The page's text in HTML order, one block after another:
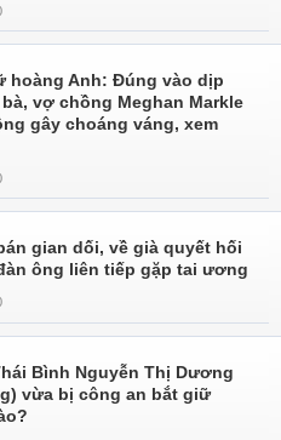
hoàng Anh: Đúng vào dịp
vợ chồng Meghan Markle
gây choáng váng, xem
gian dối, về già quyết hối
ông liên tiếp gặp tai ương
Bình Nguyễn Thị Dương
vừa bị công an bắt giữ